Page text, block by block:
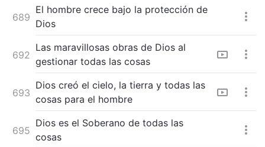
689
El hombre crece bajo la protección de
Dios
692
Las maravillosas obras de Dios al
gestionar todas las cosas
693
Dios creó el cielo, la tierra y todas las
cosas para el hombre
695
Dios es el Soberano de todas las
cosas